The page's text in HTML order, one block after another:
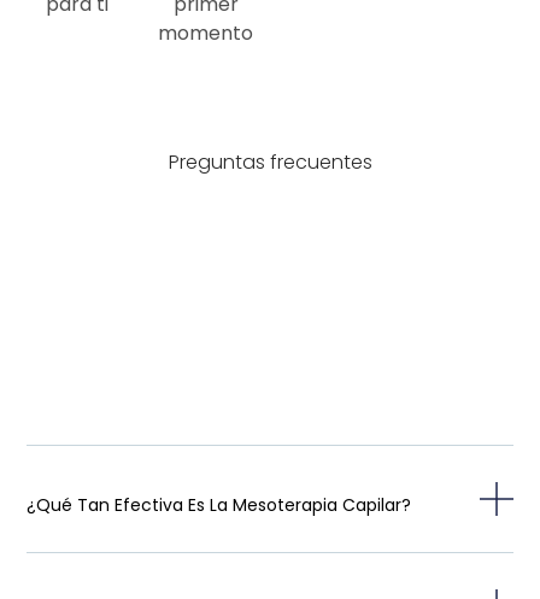
momento
Preguntas frecuentes
¿Qué Tan Efectiva Es La Mesoterapia Capilar?